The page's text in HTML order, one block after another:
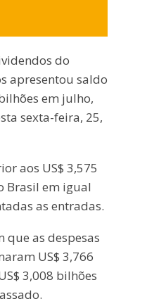
do
apresentou saldo
em julho,
sexta-feira, 25,
aos US$ 3,575
Brasil em igual
as entradas.
que as despesas
US$ 3,766
3,008 bilhões